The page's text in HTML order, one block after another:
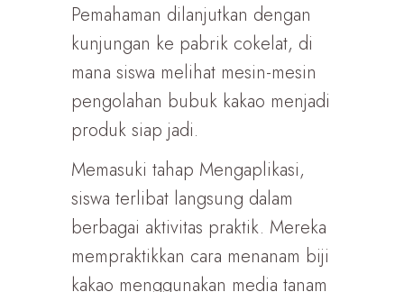
Pemahaman dilanjutkan dengan
kunjungan ke pabrik cokelat, di
mana siswa melihat mesin-mesin
pengolahan bubuk kakao menjadi
produk siap jadi.
Memasuki tahap Mengaplikasi,
siswa terlibat langsung dalam
berbagai aktivitas praktik. Mereka
mempraktikkan cara menanam biji
kakao menggunakan media tanam